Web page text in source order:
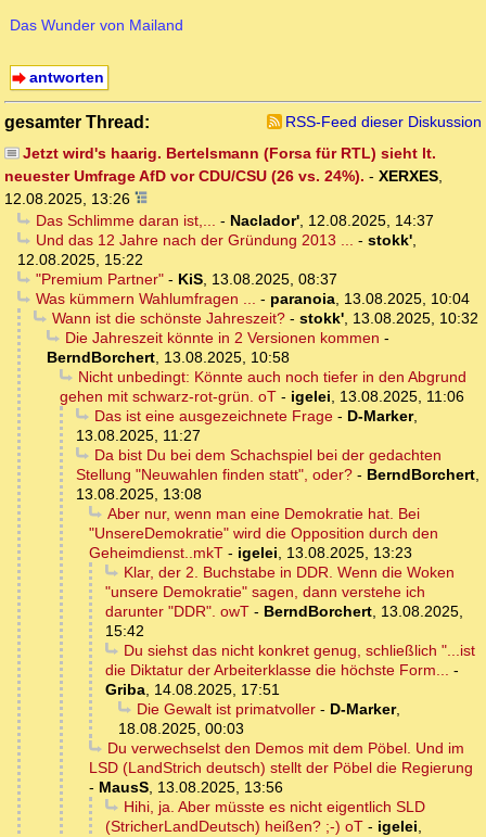
Das Wunder von Mailand
antworten
gesamter Thread:
RSS-Feed dieser Diskussion
Jetzt wird's haarig. Bertelsmann (Forsa für RTL) sieht lt.
neuester Umfrage AfD vor CDU/CSU (26 vs. 24%). - XERXES,
12.08.2025, 13:26
Das Schlimme daran ist,... - Naclador', 12.08.2025, 14:37
Und das 12 Jahre nach der Gründung 2013 ... - stokk',
12.08.2025, 15:22
"Premium Partner"- KiS, 13.08.2025, 08:37
Was kümmern Wahlumfragen ... - paranoia, 13.08.2025, 10:04
Wann ist die schönste Jahreszeit?- stokk', 13.08.2025, 10:32
Die Jahreszeit könnte in 2 Versionen kommen -
BerndBorchert, 13.08.2025, 10:58
Nicht unbedingt: Könnte auch noch tiefer in den Abgrund
gehen mit schwarz-rot-grün. oT - igelei, 13.08.2025, 11:06
Das ist eine ausgezeichnete Frage- D-Marker,
13.08.2025, 11:27
Da bist Du bei dem Schachspiel bei der gedachten
Stellung "Neuwahlen finden statt", oder? - BerndBorchert,
13.08.2025, 13:08
Aber nur, wenn man eine Demokratie hat. Bei
"UnsereDemokratie" wird die Opposition durch den
Geheimdienst..mkT - igelei, 13.08.2025, 13:23
Klar, der 2. Buchstabe in DDR. Wenn die Woken
"unsere Demokratie" sagen, dann verstehe ich
darunter "DDR". owT - BerndBorchert, 13.08.2025,
15:42
Du siehst das nicht konkret genug, schließlich "...ist
die Diktatur der Arbeiterklasse die höchste Form... -
Griba, 14.08.2025, 17:51
Die Gewalt ist primatvoller- D-Marker,
18.08.2025, 00:03
Du verwechselst den Demos mit dem Pöbel. Und im
LSD (LandStrich deutsch) stellt der Pöbel die Regierung
- MausS, 13.08.2025, 13:56
Hihi, ja. Aber müsste es nicht eigentlich SLD
(StricherLandDeutsch) heißen? ;-) oT - igelei,